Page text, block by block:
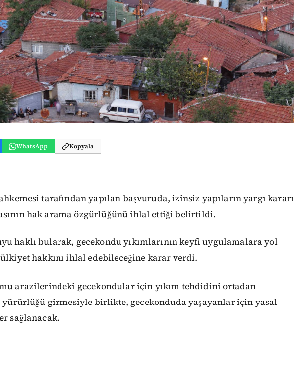
WhatsApp Kopyala
tarafından yapılan başvuruda, izinsiz yapıların yargı kararı
hak arama özgürlüğünü ihlal ettiği belirtildi.
haklı bularak, gecekondu yıkımlarının keyfi uygulamalara yol
hakkını ihlal edebileceğine karar verdi.
arazilerindeki gecekondular için yıkım tehdidini ortadan
yürürlüğü girmesiyle birlikte, gecekonduda yaşayanlar için yasal
sağlanacak.